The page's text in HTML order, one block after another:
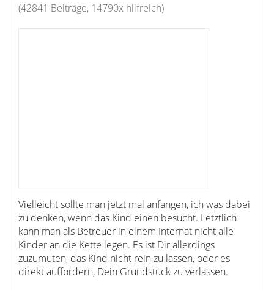
(42841 Beiträge, 14790x hilfreich)
Vielleicht sollte man jetzt mal anfangen, ich was dabei
zu denken, wenn das Kind einen besucht. Letztlich
kann man als Betreuer in einem Internat nicht alle
Kinder an die Kette legen. Es ist Dir allerdings
zuzumuten, das Kind nicht rein zu lassen, oder es
direkt auffordern, Dein Grundstück zu verlassen.